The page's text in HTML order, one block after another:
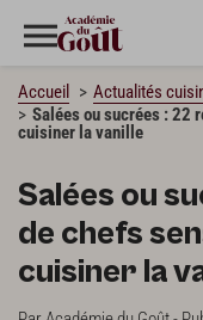
Accueil
Actualités
Salées ou sucrées : 22
cuisiner la vanille
Salées ou
de chefs
cuisiner la